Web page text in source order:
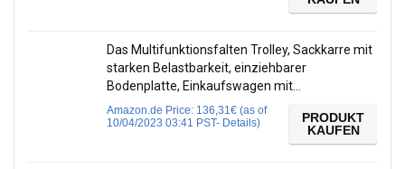
Das Multifunktionsfalten Trolley, Sackkarre mit
starken Belastbarkeit, einziehbarer
Bodenplatte, Einkaufswagen mit…
Amazon.de Price: 136,31€ (as of
10/04/2023 03:41 PST- Details)
PRODUKT
KAUFEN